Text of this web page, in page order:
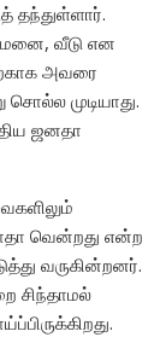
தந்துள்ளார்.
வீடு என
அவரை
முடியாது.
ஜனதா
வென்றது என்ற
வருகின்றனர்.
சிந்தாமல்